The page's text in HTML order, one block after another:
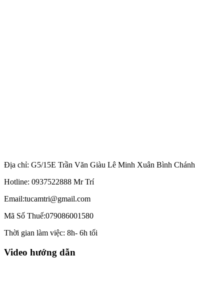
Địa chỉ: G5/15E Trần Văn Giàu Lê Minh Xuân Bình Chánh
Hotline: 0937522888 Mr Trí
Email:tucamtri@gmail.com
Mã Số Thuế:079086001580
Thời gian làm việc: 8h- 6h tối
Video hướng dẫn